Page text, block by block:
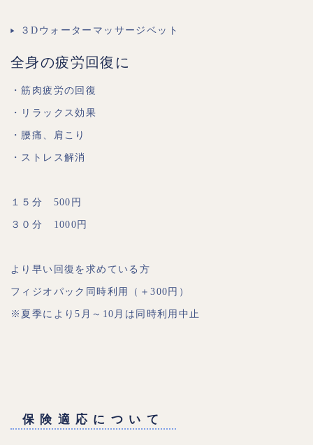
３Dウォーターマッサージベット
全身の疲労回復に
・筋肉疲労の回復
・リラックス効果
・腰痛、肩こり
・ストレス解消
１５分 500円
３０分 1000円
より早い回復を求めている方
フィジオパック同時利用（＋300円）
※夏季により5月～10月は同時利用中止
保険適応について